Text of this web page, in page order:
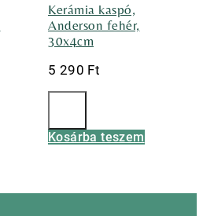
Kerámia kaspó,
Anderson fehér,
30x4cm
5 290 Ft
Kosárba teszem